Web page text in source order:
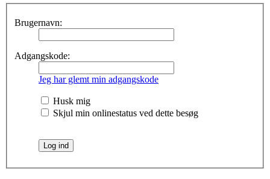
Brugernavn:
Adgangskode:
Jeg har glemt min adgangskode
Husk mig
Skjul min onlinestatus ved dette besøg